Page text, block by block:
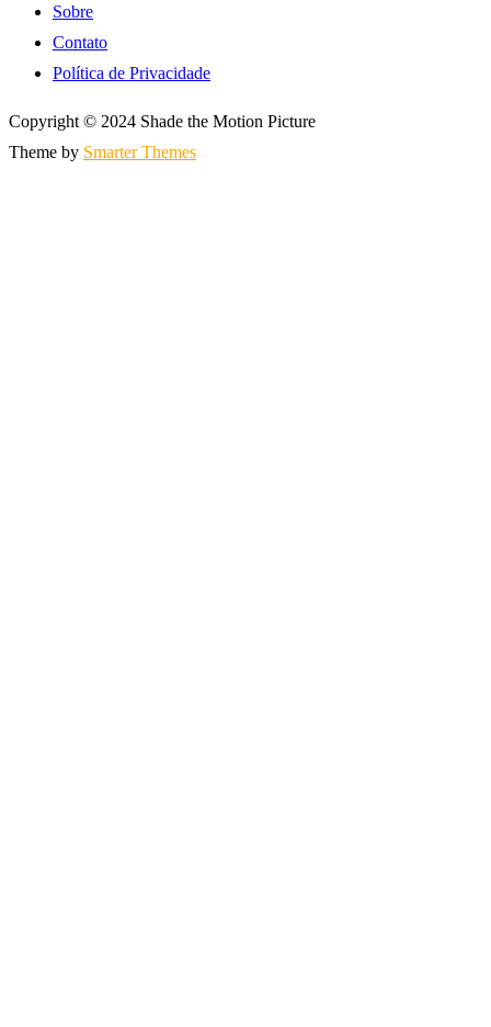
Sobre
Contato
Política de Privacidade
Copyright © 2024 Shade the Motion Picture
Theme by Smarter Themes